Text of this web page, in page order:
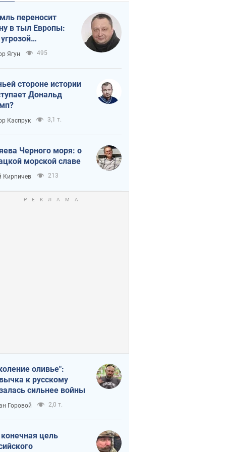
переносит
в тыл Европы:
Ягун 495
стороне истории
Дональд
Каспрук 3,1 т.
Черного моря: о
морской славе
Кирпичев 213
оливье":
к русскому
сильнее войны
Горовой 2,0 т.
цель